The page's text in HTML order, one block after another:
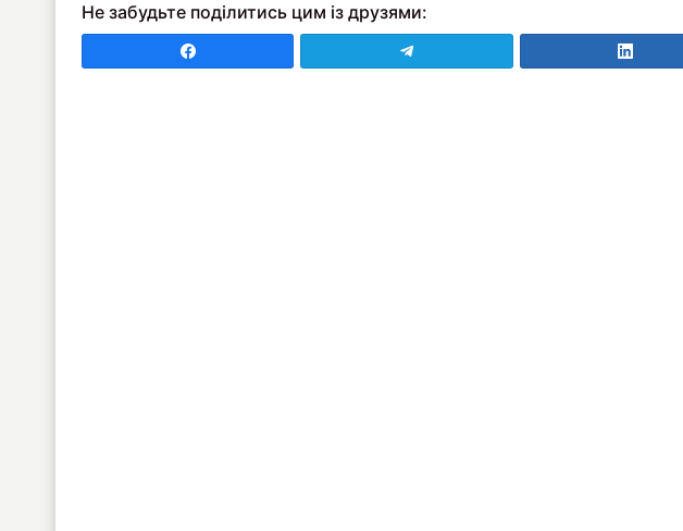
Не забудьте поділитись цим із друзями: